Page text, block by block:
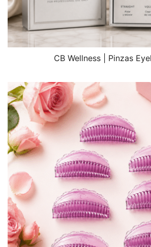
CB Wellness | Pinzas